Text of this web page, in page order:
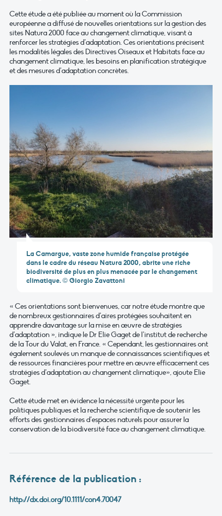
Cette étude a été publiée au moment où la Commission
européenne a diffusé de nouvelles orientations sur la gestion des
sites Natura 2000 face au changement climatique, visant à
renforcer les stratégies d’adaptation. Ces orientations précisent
les modalités légales des Directives Oiseaux et Habitats face au
changement climatique, les besoins en planification stratégique
et des mesures d’adaptation concrètes.
La Camargue, vaste zone humide française protégée
dans le cadre du réseau Natura 2000, abrite une riche
biodiversité de plus en plus menacée par le changement
climatique. © Giorgio Zavattoni
« Ces orientations sont bienvenues, car notre étude montre que
de nombreux gestionnaires d’aires protégées souhaitent en
apprendre davantage sur la mise en œuvre de stratégies
d’adaptation », indique le Dr Elie Gaget de l’institut de recherche
de la Tour du Valat, en France. « Cependant, les gestionnaires ont
également soulevés un manque de connaissances scientifiques et
de ressources financières pour mettre en œuvre efficacement ces
stratégies d’adaptation au changement climatique», ajoute Elie
Gaget.
Cette étude met en évidence la nécessité urgente pour les
politiques publiques et la recherche scientifique de soutenir les
efforts des gestionnaires d’espaces naturels pour assurer la
conservation de la biodiversité face au changement climatique.
Référence de la publication :
http://dx.doi.org/10.1111/con4.70047